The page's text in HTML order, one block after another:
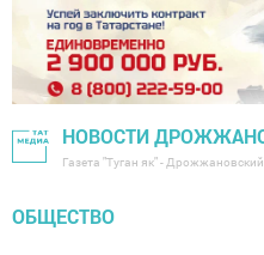
НОВОСТИ
Газета "Туган як" -
ОБЩЕСТВО